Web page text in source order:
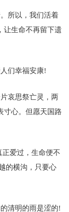
所以，我们活着
让生命不再留下遗
们幸福安康!
哀思祭亡灵，两
寸心。但愿天国路
爱过，生命便不
的横沟，只要心
清明的雨是涩的!